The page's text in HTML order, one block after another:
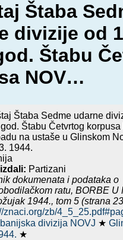
Štaba
divizije od
Štabu
NOV…
Štaba Sedme udarne
Štabu Četvrtog
na ustaše u Glinskom
1944.
Partizani
dokumenata i podataka o
ratu,BORBE U
1944., tom 5 (strana
znaci.org/zb/
divizija NOVJ ★
★